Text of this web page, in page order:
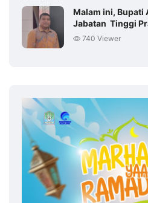
Malam ini, Bupati
Jabatan Tinggi
740 Viewer